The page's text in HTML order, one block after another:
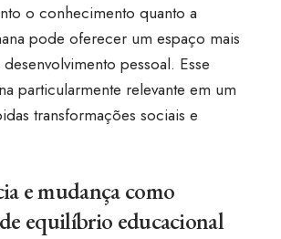
o conhecimento quanto a
pode oferecer um espaço mais
pessoal. Esse
particularmente relevante em um
transformações sociais e
e mudança como
equilíbrio educacional